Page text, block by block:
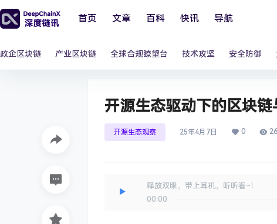
首页 文章 百科 快讯 导航
政企区块链 产业区块链 全球合规瞭望台 技术攻坚 安全防御
开源生态驱动下的区块
开源生态观察 25年4月7日 0 26
释放双眼，带上耳机，听听看~！
00:00